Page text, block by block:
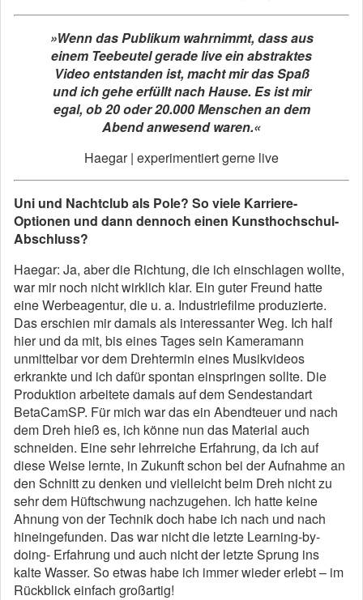
»Wenn das Publikum wahrnimmt, dass aus
einem Teebeutel gerade live ein abstraktes
Video entstanden ist, macht mir das Spaß
und ich gehe erfüllt nach Hause. Es ist mir
egal, ob 20 oder 20.000 Menschen an dem
Abend anwesend waren.«
Haegar | experimentiert gerne live
Uni und Nachtclub als Pole? So viele Karriere-
Optionen und dann dennoch einen Kunsthochschul-
Abschluss?
Haegar: Ja, aber die Richtung, die ich einschlagen wollte,
war mir noch nicht wirklich klar. Ein guter Freund hatte
eine Werbeagentur, die u. a. Industriefilme produzierte.
Das erschien mir damals als interessanter Weg. Ich half
hier und da mit, bis eines Tages sein Kameramann
unmittelbar vor dem Drehtermin eines Musikvideos
erkrankte und ich dafür spontan einspringen sollte. Die
Produktion arbeitete damals auf dem Sendestandart
BetaCamSP. Für mich war das ein Abendteuer und nach
dem Dreh hieß es, ich könne nun das Material auch
schneiden. Eine sehr lehrreiche Erfahrung, da ich auf
diese Weise lernte, in Zukunft schon bei der Aufnahme an
den Schnitt zu denken und vielleicht beim Dreh nicht zu
sehr dem Hüftschwung nachzugehen. Ich hatte keine
Ahnung von der Technik doch habe ich nach und nach
hineingefunden. Das war nicht die letzte Learning-by-
doing- Erfahrung und auch nicht der letzte Sprung ins
kalte Wasser. So etwas habe ich immer wieder erlebt – im
Rückblick einfach großartig!